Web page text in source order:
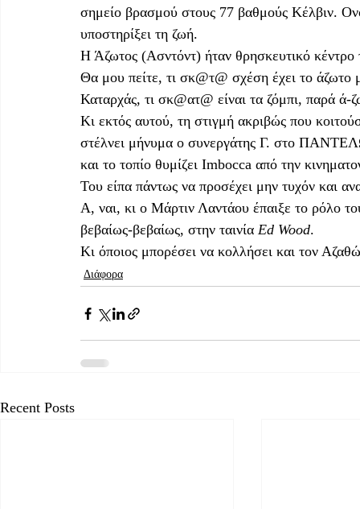
σημείο βρασμού στους 77 βαθμούς Κέλβιν.
υποστηρίξει τη ζωή.
Η Άζωτος (Ασντόντ) ήταν θρησκευτικό
Θα μου πείτε, τι σκ@τ@ σχέση έχει το άζωτο
Καταρχάς, τι σκ@ατ@ είναι τα ζόμπι, παρά
Κι εκτός αυτού, τη στιγμή ακριβώς που
στέλνει μήνυμα ο συνεργάτης Γ. στο
και το τοπίο θυμίζει Imbocca από την
Του είπα πάντως να προσέχει μην τυχόν και
Α, ναι, κι ο Μάρτιν Λαντάου έπαιξε το ρόλο
βεβαίως-βεβαίως, στην ταινία Ed Wood.
Κι όποιος μπορέσει να κολλήσει και τον
Διάφορα
Recent Posts